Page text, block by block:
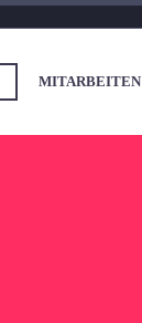
MITARBEITEN